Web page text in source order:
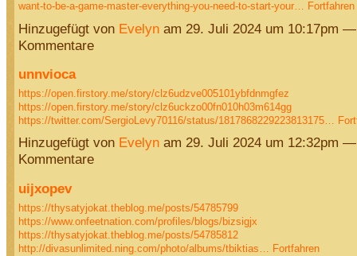
want-to-be-a-game-master-everything-you-need-to-start-your… Fortfahren
Hinzugefügt von Evelynam 29. Juli 2024 um 10:17pm
Kommentare
unnvioca
https://open.firstory.me/story/clz6udzve005101ybfdnmgfez
https://open.firstory.me/story/clz6uckzo00fn010h03m614gg
https://twitter.com/SergioLevy70116/status/1817868229223813175…
Hinzugefügt von Evelynam 29. Juli 2024 um 12:32pm
Kommentare
uijxopev
https://thysatyjokat.theblog.me/posts/54785799
https://www.onfeetnation.com/profiles/blogs/bizsigjx
https://thysatyjokat.theblog.me/posts/54785812
http://divasunlimited.ning.com/photo/albums/tbiktias… Fortfahren